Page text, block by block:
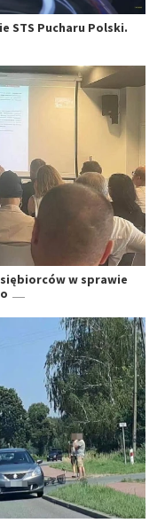
STS Pucharu Polski.
w sprawie